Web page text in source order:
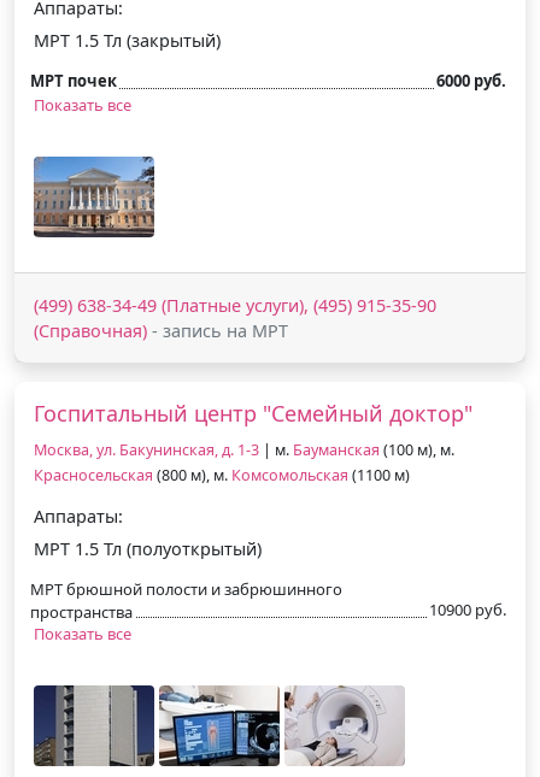
Аппараты:
МРТ 1.5 Тл (закрытый)
МРТ почек
6000 руб.
Показать все
(499) 638-34-49 (Платные услуги), (495) 915-35-90
(Справочная) - запись на МРТ
Госпитальный центр "Семейный доктор"
Москва, ул. Бакунинская, д. 1-3 | м. Бауманская (100 м), м.
Красносельская (800 м), м. Комсомольская (1100 м)
Аппараты:
МРТ 1.5 Тл (полуоткрытый)
МРТ брюшной полости и забрюшинного
пространства
10900 руб.
Показать все